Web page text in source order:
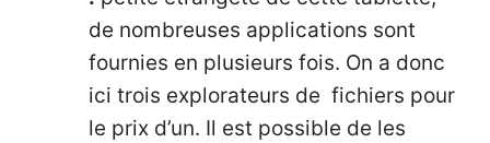
de nombreuses applications sont
fournies en plusieurs fois. On a donc
ici trois explorateurs de fichiers pour
le prix d’un. Il est possible de les